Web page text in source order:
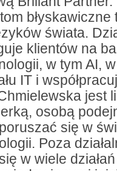
błyskawiczne
świata.
klientów na
w tym AI,
IT i
jest
osobą
się w
Poza
w wiele działań